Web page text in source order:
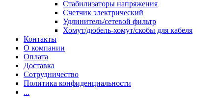
Стабилизаторы напряжения
Счетчик электрический
Удлинитель/сетевой фильтр
Хомут/дюбель-хомут/скобы для кабеля
Контакты
О компании
Оплата
Доставка
Сотрудничество
Политика конфиденциальности
...